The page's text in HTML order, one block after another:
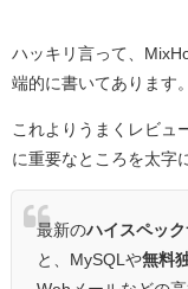
ハッキリ言って、
端的に書いてあります。
これよりうまくレビュ
に重要なところを太字
最新のハイスペッ
と、MySQLや無料